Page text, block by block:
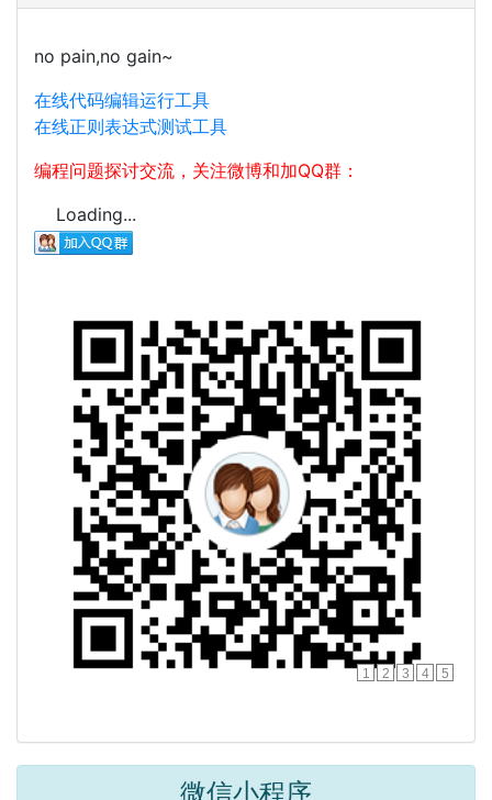
no pain,no gain~
在线代码编辑运行工具
在线正则表达式测试工具
编程问题探讨交流，关注微博和加QQ群：
Loading...
1 2 3 4 5
微信小程序